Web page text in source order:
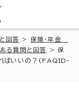
回答 > 保険・年金
る質問と回答
> 保
ればいいの？(FAQID-